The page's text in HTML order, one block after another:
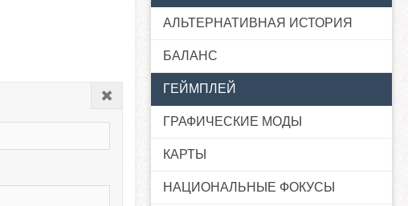
АЛЬТЕРНАТИВНАЯ ИСТОРИЯ
БАЛАНС
ГЕЙМПЛЕЙ
ГРАФИЧЕСКИЕ МОДЫ
КАРТЫ
НАЦИОНАЛЬНЫЕ ФОКУСЫ